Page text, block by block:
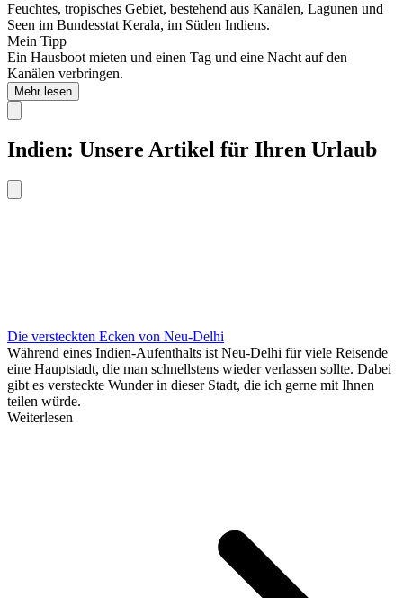
Feuchtes, tropisches Gebiet, bestehend aus Kanälen, Lagunen und
Seen im Bundesstat Kerala, im Süden Indiens.
Mein Tipp
Ein Hausboot mieten und einen Tag und eine Nacht auf den
Kanälen verbringen.
Mehr lesen
Indien: Unsere Artikel für Ihren Urlaub
Die versteckten Ecken von Neu-Delhi
Während eines Indien-Aufenthalts ist Neu-Delhi für viele Reisende
eine Hauptstadt, die man schnellstens wieder verlassen sollte. Dabei
gibt es versteckte Wunder in dieser Stadt, die ich gerne mit Ihnen
teilen würde.
Weiterlesen